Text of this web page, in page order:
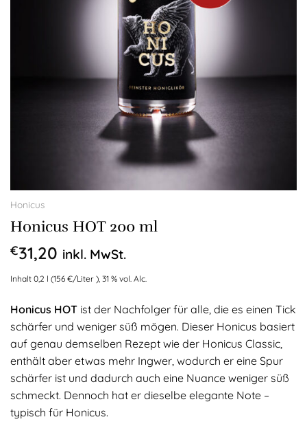
Honicus
Honicus HOT 200 ml
€31,20 inkl. MwSt.
Inhalt 0,2 l (156 €/Liter ) 31 % vol. Alc.
Honicus HOT ist der Nachfolger für alle, die es einen Tick
schärfer und weniger süß mögen. Dieser Honicus basiert
auf genau demselben Rezept wie der Honicus Classic,
enthält aber etwas mehr Ingwer, wodurch er eine Spur
schärfer ist und dadurch auch eine Nuance weniger süß
schmeckt. Dennoch hat er dieselbe elegante Note –
typisch für Honicus.